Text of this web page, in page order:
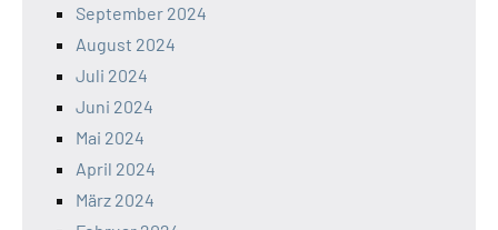
September 2024
August 2024
Juli 2024
Juni 2024
Mai 2024
April 2024
März 2024